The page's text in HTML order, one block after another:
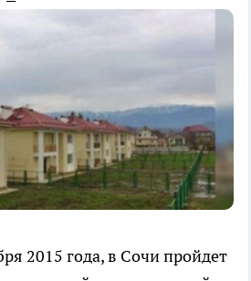
2015 года, в Сочи пройдет